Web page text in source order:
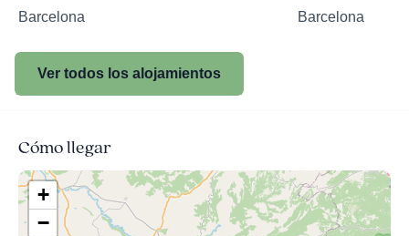
Barcelona
Barcelona
Ver todos los alojamientos
Cómo llegar
+
−